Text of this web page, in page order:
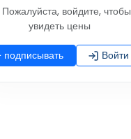
Пожалуйста, войдите, чтобы
увидеть цены
подписывать Войти